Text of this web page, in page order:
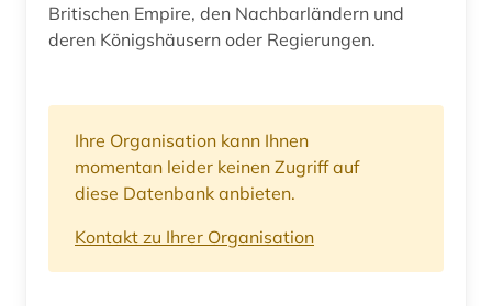
Britischen Empire, den Nachbarländern und
deren Königshäusern oder Regierungen.
Ihre Organisation kann Ihnen
momentan leider keinen Zugriff auf
diese Datenbank anbieten.
Kontakt zu Ihrer Organisation